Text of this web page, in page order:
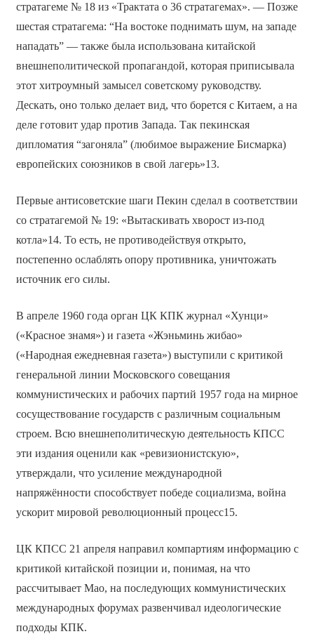
стратагеме № 18 из «Трактата о 36 стратагемах». — Позже
шестая стратагема: “На востоке поднимать шум, на западе
нападать” — также была использована китайской
внешнеполитической пропагандой, которая приписывала
этот хитроумный замысел советскому руководству.
Дескать, оно только делает вид, что борется с Китаем, а на
деле готовит удар против Запада. Так пекинская
дипломатия “загоняла” (любимое выражение Бисмарка)
европейских союзников в свой лагерь»13.
Первые антисоветские шаги Пекин сделал в соответствии
со стратагемой № 19: «Вытаскивать хворост из-под
котла»14. То есть, не противодействуя открыто,
постепенно ослаблять опору противника, уничтожать
источник его силы.
В апреле 1960 года орган ЦК КПК журнал «Хунци»
(«Красное знамя») и газета «Жэньминь жибао»
(«Народная ежедневная газета») выступили с критикой
генеральной линии Московского совещания
коммунистических и рабочих партий 1957 года на мирное
сосуществование государств с различным социальным
строем. Всю внешнеполитическую деятельность КПСС
эти издания оценили как «ревизионистскую»,
утверждали, что усиление международной
напряжённости способствует победе социализма, война
ускорит мировой революционный процесс15.
ЦК КПСС 21 апреля направил компартиям информацию с
критикой китайской позиции и, понимая, на что
рассчитывает Мао, на последующих коммунистических
международных форумах развенчивал идеологические
подходы КПК.